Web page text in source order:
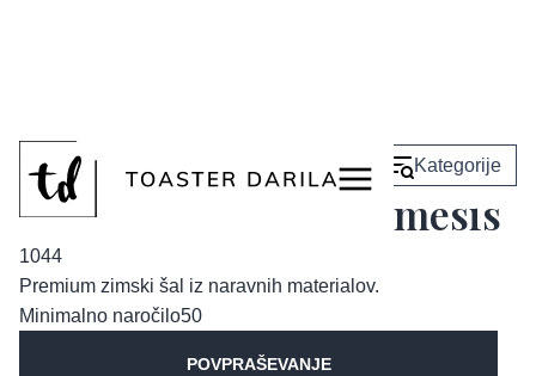
Nazaj Kategorije
Ženski zimski šal Nemesis
1044
Premium zimski šal iz naravnih materialov.
Minimalno naročilo50
POVPRAŠEVANJE